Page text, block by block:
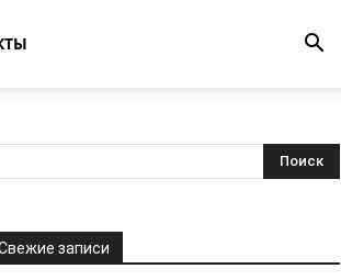
записи